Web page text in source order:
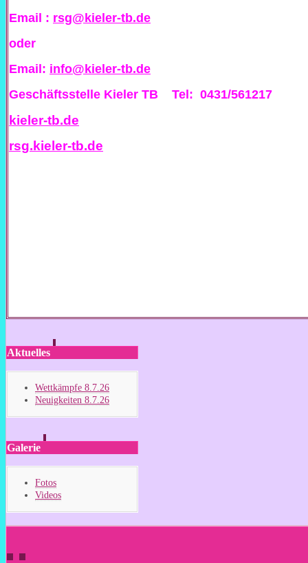
Email : rsg@kieler-tb.de
oder
Email: info@kieler-tb.de
Geschäftsstelle Kieler TB Tel: 0431/561217
kieler-tb.de
rsg.kieler-tb.de
Aktuelles
Wettkämpfe 8.7.26
Neuigkeiten 8.7.26
Galerie
Fotos
Videos